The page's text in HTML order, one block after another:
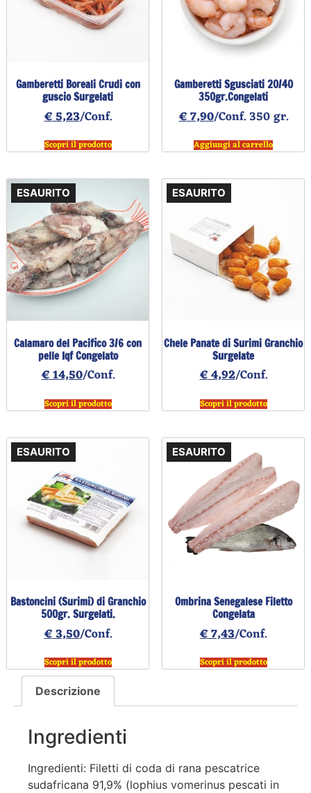
Gamberetti Boreali Crudi con
guscio Surgelati
€5,23/Conf.
Scopri il prodotto
Gamberetti Sgusciati 20/40
350gr.Congelati
€7,90/Conf. 350 gr.
Aggiungi al carrello
ESAURITO
Calamaro del Pacifico 3/6 con
pelle Iqf Congelato
€14,50/Conf.
Scopri il prodotto
ESAURITO
Chele Panate di Surimi Granchio
Surgelate
€4,92/Conf.
Scopri il prodotto
ESAURITO
Bastoncini (Surimi) di Granchio
500gr. Surgelati.
€3,50/Conf.
Scopri il prodotto
ESAURITO
Ombrina Senegalese Filetto
Congelata
€7,43/Conf.
Scopri il prodotto
Descrizione
Ingredienti
Ingredienti: Filetti di coda di rana pescatrice
sudafricana 91,9% (lophius vomerinus pescati in